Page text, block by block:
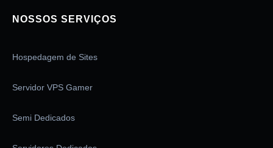
NOSSOS SERVIÇOS
Hospedagem de Sites
Servidor VPS Gamer
Semi Dedicados